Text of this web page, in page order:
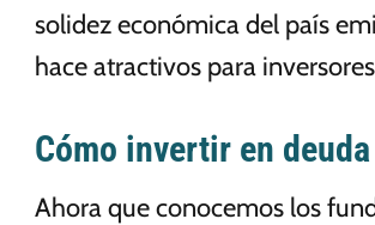
solidez económica del país
hace atractivos para
Cómo invertir en
Ahora que conocemos los